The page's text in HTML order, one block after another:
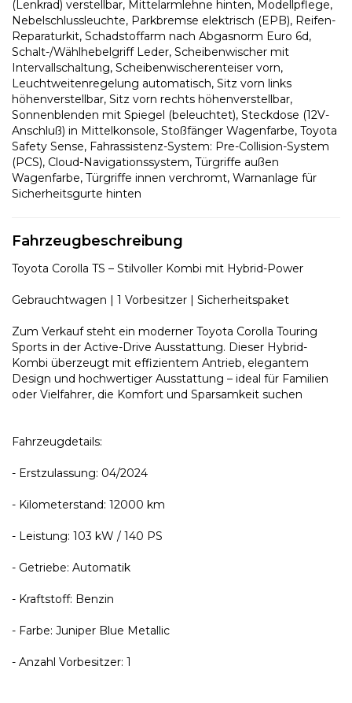
(Lenkrad) verstellbar, Mittelarmlehne hinten, Modellpflege,
Nebelschlussleuchte, Parkbremse elektrisch (EPB), Reifen-
Reparaturkit, Schadstoffarm nach Abgasnorm Euro 6d,
Schalt-/Wählhebelgriff Leder, Scheibenwischer mit
Intervallschaltung, Scheibenwischerenteiser vorn,
Leuchtweitenregelung automatisch, Sitz vorn links
höhenverstellbar, Sitz vorn rechts höhenverstellbar,
Sonnenblenden mit Spiegel (beleuchtet), Steckdose (12V-
Anschluß) in Mittelkonsole, Stoßfänger Wagenfarbe, Toyota
Safety Sense, Fahrassistenz-System: Pre-Collision-System
(PCS), Cloud-Navigationssystem, Türgriffe außen
Wagenfarbe, Türgriffe innen verchromt, Warnanlage für
Sicherheitsgurte hinten
Fahrzeugbeschreibung
Toyota Corolla TS – Stilvoller Kombi mit Hybrid-Power
Gebrauchtwagen | 1 Vorbesitzer | Sicherheitspaket
Zum Verkauf steht ein moderner Toyota Corolla Touring
Sports in der Active-Drive Ausstattung. Dieser Hybrid-
Kombi überzeugt mit effizientem Antrieb, elegantem
Design und hochwertiger Ausstattung – ideal für Familien
oder Vielfahrer, die Komfort und Sparsamkeit suchen
Fahrzeugdetails:
- Erstzulassung: 04/2024
- Kilometerstand: 12000 km
- Leistung: 103 kW / 140 PS
- Getriebe: Automatik
- Kraftstoff: Benzin
- Farbe: Juniper Blue Metallic
- Anzahl Vorbesitzer: 1